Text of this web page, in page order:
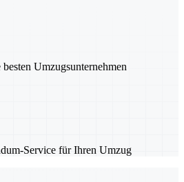
Umzugsunternehmen
Service für Ihren Umzug